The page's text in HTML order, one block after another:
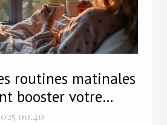
routines matinales
booster votre
00:40